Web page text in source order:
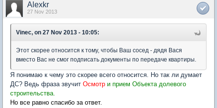
Alexkr
27 Nov 2013
Vinec, on 27 Nov 2013 - 10:05:
Этот скорее относится к тому, чтобы Ваш сосед - дядя Вася
вместо Вас не смог подписать документы по передаче квартиры.
Я понимаю к чему это скорее всего относится. Но так ли думает
ДС? Ведь фраза звучит Осмотр и прием Объекта долевого
строительства.
Но все равно спасибо за ответ.